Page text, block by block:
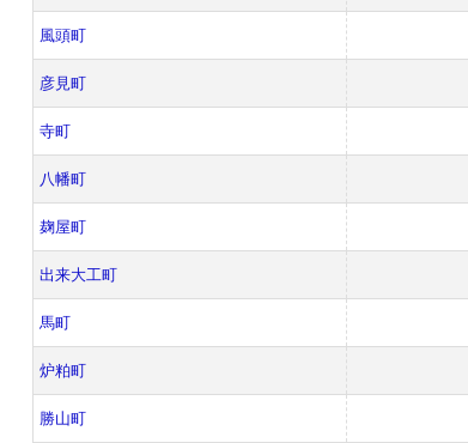
風頭町
彦見町
寺町
八幡町
麹屋町
出来大工町
馬町
炉粕町
勝山町